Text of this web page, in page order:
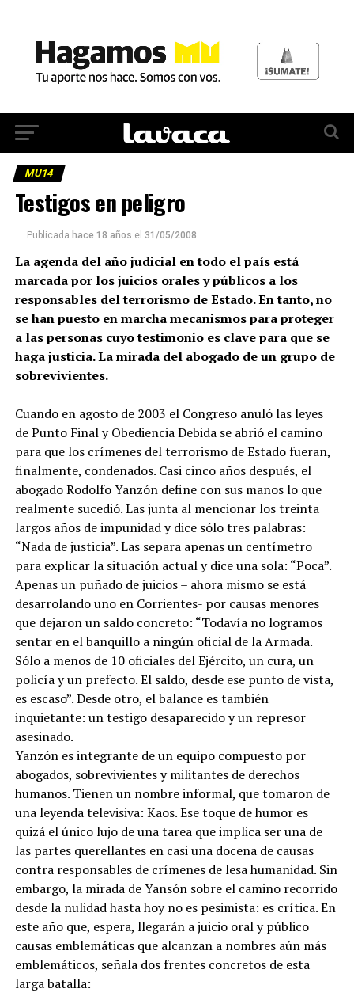
MU14
Testigos en peligro
Publicada hace 18 años el 31/05/2008
La agenda del año judicial en todo el país está
marcada por los juicios orales y públicos a los
responsables del terrorismo de Estado. En tanto, no
se han puesto en marcha mecanismos para proteger
a las personas cuyo testimonio es clave para que se
haga justicia. La mirada del abogado de un grupo de
sobrevivientes.
Cuando en agosto de 2003 el Congreso anuló las leyes
de Punto Final y Obediencia Debida se abrió el camino
para que los crímenes del terrorismo de Estado fueran,
finalmente, condenados. Casi cinco años después, el
abogado Rodolfo Yanzón define con sus manos lo que
realmente sucedió. Las junta al mencionar los treinta
largos años de impunidad y dice sólo tres palabras:
“Nada de justicia”. Las separa apenas un centímetro
para explicar la situación actual y dice una sola: “Poca”.
Apenas un puñado de juicios – ahora mismo se está
desarrolando uno en Corrientes- por causas menores
que dejaron un saldo concreto: “Todavía no logramos
sentar en el banquillo a ningún oficial de la Armada.
Sólo a menos de 10 oficiales del Ejército, un cura, un
policía y un prefecto. El saldo, desde ese punto de vista,
es escaso”. Desde otro, el balance es también
inquietante: un testigo desaparecido y un represor
asesinado.
Yanzón es integrante de un equipo compuesto por
abogados, sobrevivientes y militantes de derechos
humanos. Tienen un nombre informal, que tomaron de
una leyenda televisiva: Kaos. Ese toque de humor es
quizá el único lujo de una tarea que implica ser una de
las partes querellantes en casi una docena de causas
contra responsables de crímenes de lesa humanidad. Sin
embargo, la mirada de Yansón sobre el camino recorrido
desde la nulidad hasta hoy no es pesimista: es crítica. En
este año que, espera, llegarán a juicio oral y público
causas emblemáticas que alcanzan a nombres aún más
emblemáticos, señala dos frentes concretos de esta
larga batalla: